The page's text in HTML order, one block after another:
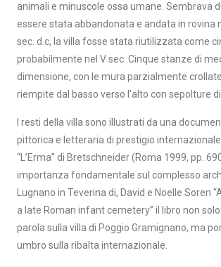
animali e minuscole ossa umane. Sembrava
essere stata abbandonata e andata in rovina
sec. d.c, la villa fosse stata riutilizzata come
probabilmente nel V sec. Cinque stanze di
dimensione, con le mura parzialmente
riempite dal basso verso l’alto con sepolture
I resti della villa sono illustrati da una
pittorica e letteraria di prestigio
“L’Erma” di Bretschneider (Roma 1999, pp.
importanza fondamentale sul complesso
Lugnano in Teverina di, David e Noelle Soren
a late Roman infant cemetery” il libro non solo
parola sulla villa di Poggio Gramignano, ma
umbro sulla ribalta internazionale.